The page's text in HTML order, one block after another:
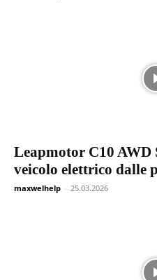
Leapmotor C10 AWD
veicolo elettrico dalle
maxwelhelp - 25.03.2026